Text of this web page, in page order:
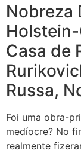
Nobreza
Casa de
Russa,
Foi uma obra-
medíocre? No
realmente